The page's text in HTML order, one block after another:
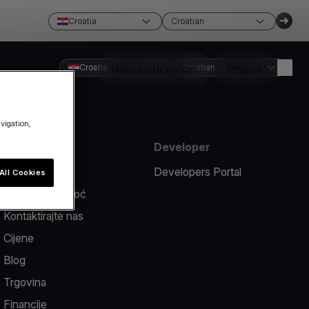
Croatia Croatian
Napravite račun
Croatia Croatian
Prijavi problem
Centar za pomoć
Kontaktirajte nas
Cijene
Blog
Trgovina
Financije
Developer
Developers Portal
Cookies